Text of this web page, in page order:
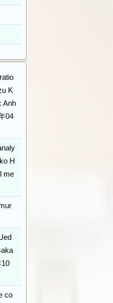
K
Anh
04
H
me
10
co